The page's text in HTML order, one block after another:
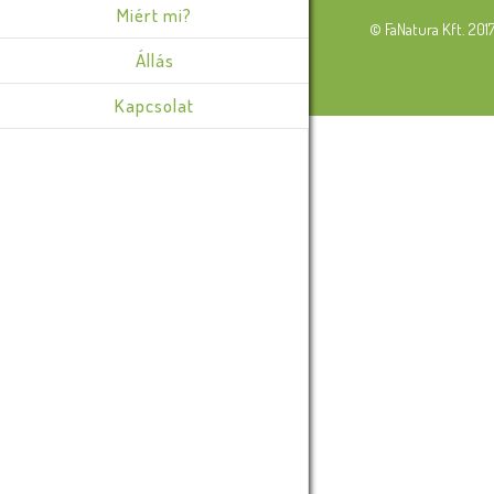
Miért mi?
Állás
Kapcsolat
© FaNatura Kft.